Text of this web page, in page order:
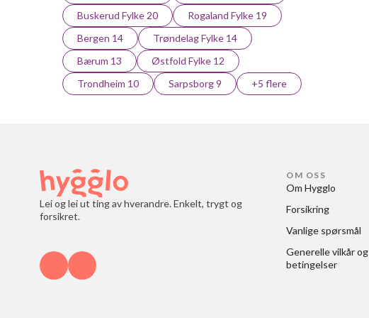
Buskerud Fylke 20
Rogaland Fylke 19
Bergen 14
Trøndelag Fylke 14
Bærum 13
Østfold Fylke 12
Trondheim 10
Sarpsborg 9 +5 flere
Lei og lei ut ting av hverandre. Enkelt, trygt og
forsikret.
OM OSS
Om Hygglo
Forsikring
Vanlige spørsmål
Generelle vilkår og
betingelser